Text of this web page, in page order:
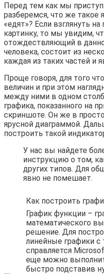
Перед тем как мы
разберемся, что же такое
«едят»? Если взглянуть
картинку, то мы увидим,
отождествляющий в
человека, состоит из
каждая из таких частей и
Проще говоря, для того
величин и при этом
между ними в одном
графика, показанного на
скриншоте. Он же в
ярусной диаграммой.
построить такой
У нас вы найдете
инструкцию о том,
других типов. Для
явно не помешает.
Как построить
График функции –
математического
решение. Для
линейные графики с
справляется
еще можно
быстро подставив